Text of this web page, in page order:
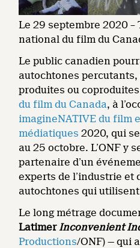
Le 29 septembre 2020 –
national du film du
Le public canadien
autochtones
produites ou coproduites
du film du Canada, à
imagineNATIVE du film
médiatiques 2020, qui
au 25 octobre. L’ONF y
partenaire d’un
experts de l’industrie et
autochtones qui
Le long métrage
Latimer Inconvenient
Productions/ONF) — qui